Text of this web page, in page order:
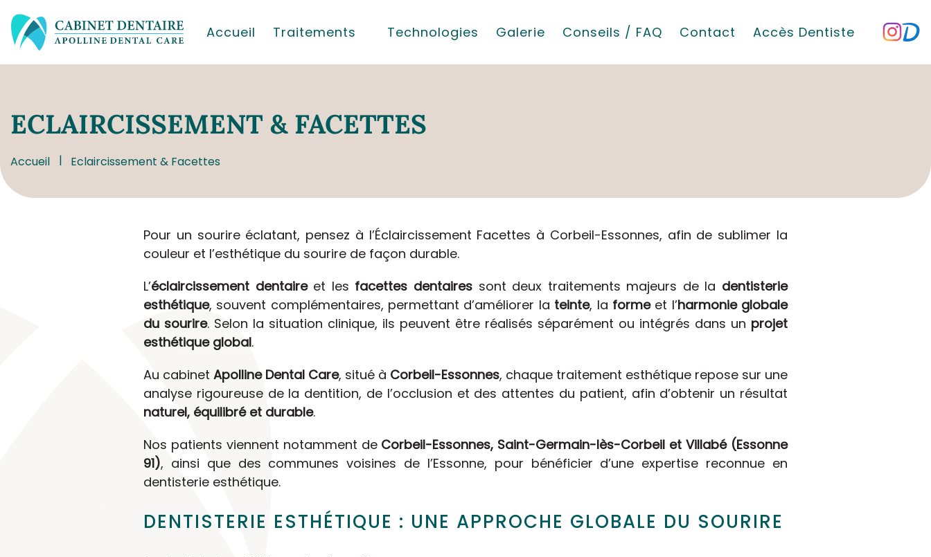
Accueil Traitements Technologies Galerie Conseils / FAQ Contact Accès Dentiste
ECLAIRCISSEMENT & FACETTES
Accueil Eclaircissement & Facettes
Pour un sourire éclatant, pensez à l’Éclaircissement Facettes à Corbeil-Essonnes, afin de sublimer la
couleur et l’esthétique du sourire de façon durable.
L’éclaircissement dentaireet les facettes dentairessont deux traitements majeurs de la dentisterie
esthétique, souvent complémentaires, permettant d’améliorer la teinte, la formeet l’harmonie globale
du sourire. Selon la situation clinique, ils peuvent être réalisés séparément ou intégrés dans un projet
esthétique global.
Au cabinet Apolline Dental Care, situé à Corbeil-Essonnes, chaque traitement esthétique repose sur une
analyse rigoureuse de la dentition, de l’occlusion et des attentes du patient, afin d’obtenir un résultat
naturel, équilibré et durable.
Nos patients viennent notamment de Corbeil-Essonnes, Saint-Germain-lès-Corbeil et Villabé (Essonne
91), ainsi que des communes voisines de l’Essonne, pour bénéficier d’une expertise reconnue en
dentisterie esthétique.
DENTISTERIE ESTHÉTIQUE : UNE APPROCHE GLOBALE DU SOURIRE